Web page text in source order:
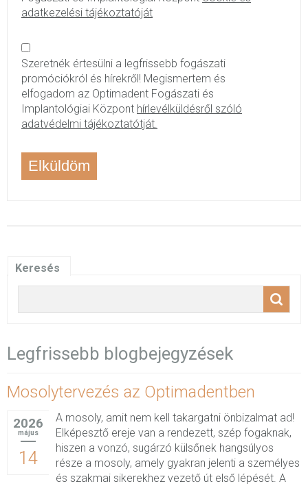
adatkezelési tájékoztatóját
Szeretnék értesülni a legfrissebb fogászati
promóciókról és hírekről! Megismertem és
elfogadom az Optimadent Fogászati és
Implantológiai Központ hírlevélküldésről szóló
adatvédelmi tájékoztatótját.
Keresés
Legfrissebb blogbejegyzések
Mosolytervezés az Optimadentben
2026
május
14
A mosoly, amit nem kell takargatni önbizalmat ad!
Elképesztő ereje van a rendezett, szép fogaknak,
hiszen a vonzó, sugárzó külsőnek hangsúlyos
része a mosoly, amely gyakran jelenti a személyes
és szakmai sikerekhez vezető út első lépését. A